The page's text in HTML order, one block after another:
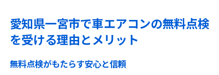
愛知県一宮市で車エアコンの無料点検
を受ける理由とメリット
無料点検がもたらす安心と信頼